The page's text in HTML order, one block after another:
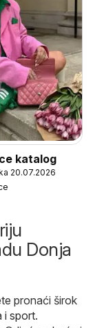
katalog
20.07.2026
Donja
pronaći širok
i sport.